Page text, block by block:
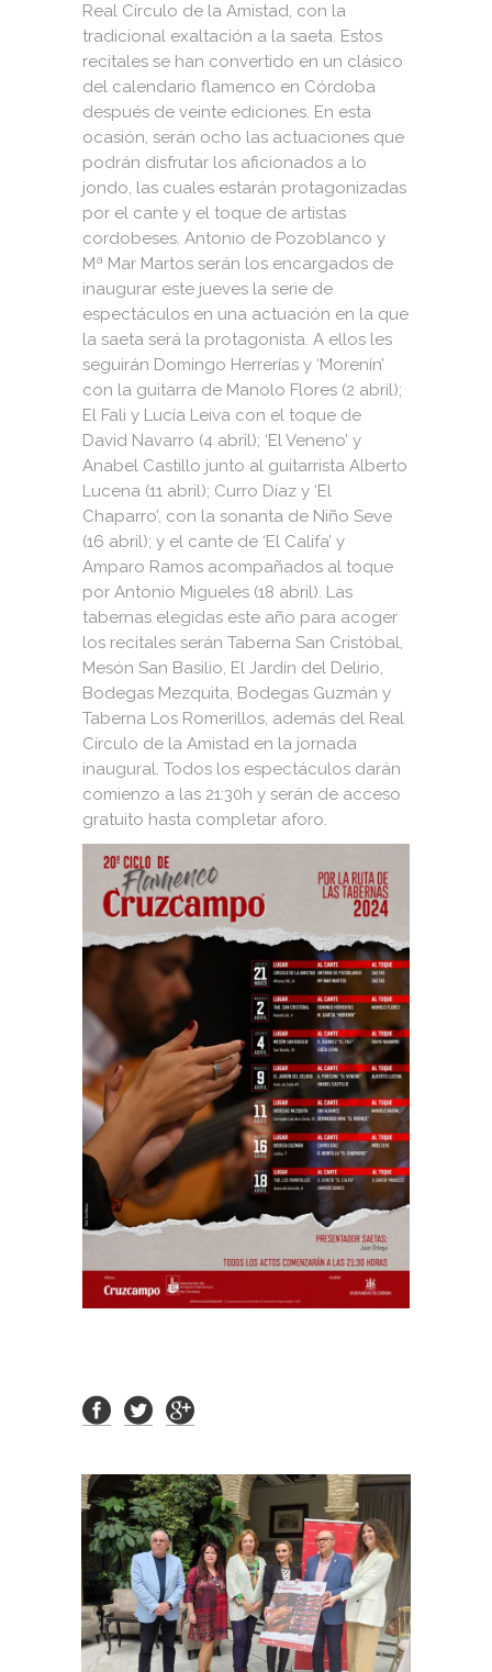
Real Círculo de la Amistad, con la
tradicional exaltación a la saeta. Estos
recitales se han convertido en un clásico
del calendario flamenco en Córdoba
después de veinte ediciones. En esta
ocasión, serán ocho las actuaciones que
podrán disfrutar los aficionados a lo
jondo, las cuales estarán protagonizadas
por el cante y el toque de artistas
cordobeses. Antonio de Pozoblanco y
Mª Mar Martos serán los encargados de
inaugurar este jueves la serie de
espectáculos en una actuación en la que
la saeta será la protagonista. A ellos les
seguirán Domingo Herrerías y ‘Morenín’
con la guitarra de Manolo Flores (2 abril);
El Fali y Lucía Leiva con el toque de
David Navarro (4 abril); ‘El Veneno’ y
Anabel Castillo junto al guitarrista Alberto
Lucena (11 abril); Curro Díaz y ‘El
Chaparro’, con la sonanta de Niño Seve
(16 abril); y el cante de ‘El Califa’ y
Amparo Ramos acompañados al toque
por Antonio Migueles (18 abril). Las
tabernas elegidas este año para acoger
los recitales serán Taberna San Cristóbal,
Mesón San Basilio, El Jardín del Delirio,
Bodegas Mezquita, Bodegas Guzmán y
Taberna Los Romerillos, además del Real
Círculo de la Amistad en la jornada
inaugural. Todos los espectáculos darán
comienzo a las 21:30h y serán de acceso
gratuito hasta completar aforo.